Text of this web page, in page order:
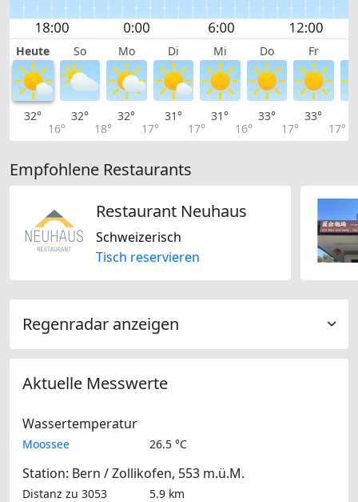
Heute So Mo Di Mi Do Fr
32°
16°
32°
18°
32°
17°
31°
17°
31°
16°
33°
17°
33°
17°
Empfohlene Restaurants
Restaurant Neuhaus
Schweizerisch
Tisch reservieren
Regenradar anzeigen
Aktuelle Messwerte
Wassertemperatur
Moossee 26.5 °C
Station: Bern / Zollikofen, 553 m.ü.M.
Distanz zu 3053
5.9 km